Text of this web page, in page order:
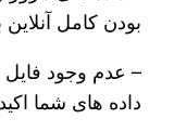
بودن کامل
– عدم وجود فایل
داده های شما